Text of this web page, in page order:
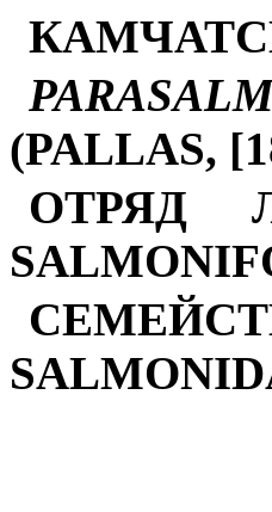
(PALLAS,
ОТРЯД